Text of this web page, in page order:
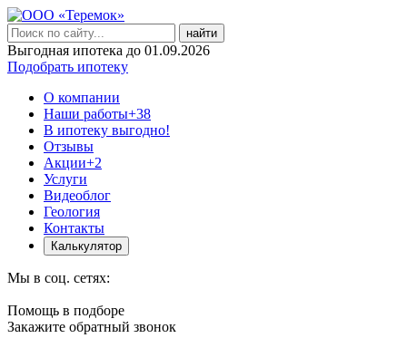
найти
Выгодная ипотека до 01.09.2026
Подобрать ипотеку
О компании
Наши работы+38
В ипотеку выгодно!
Отзывы
Акции+2
Услуги
Видеоблог
Геология
Контакты
Калькулятор
Мы в соц. сетях:
Помощь в подборе
Закажите обратный звонок